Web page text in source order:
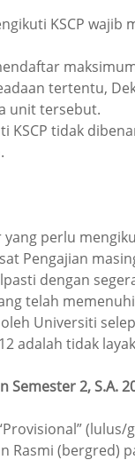
KSCP
tertentu,
unit tersebut.
KSCP tidak
perlu
Pengajian
dengan
telah
Universiti
adalah tidak
Semester 2, S.A.
Rasmi (bergred)